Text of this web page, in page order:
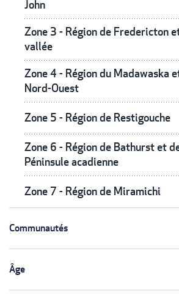
John
Zone 3 - Région de Fredericton
vallée
Zone 4 - Région du Madawaska
Nord-Ouest
Zone 5 - Région de Restigouche
Zone 6 - Région de Bathurst et
Péninsule acadienne
Zone 7 - Région de Miramichi
Communautés
Âge